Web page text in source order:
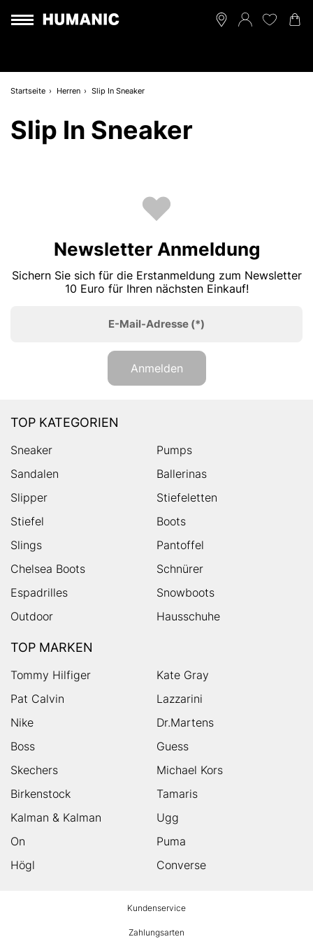
Startseite Herren Slip In Sneaker
Slip In Sneaker
Newsletter Anmeldung
Sichern Sie sich für die Erstanmeldung zum Newsletter
10 Euro für Ihren nächsten Einkauf!
E-Mail-Adresse (*)
Anmelden
TOP KATEGORIEN
Sneaker
Pumps
Sandalen
Ballerinas
Slipper
Stiefeletten
Stiefel
Boots
Slings
Pantoffel
Chelsea Boots
Schnürer
Espadrilles
Snowboots
Outdoor
Hausschuhe
TOP MARKEN
Tommy Hilfiger
Kate Gray
Pat Calvin
Lazzarini
Nike
Dr.Martens
Boss
Guess
Skechers
Michael Kors
Birkenstock
Tamaris
Kalman & Kalman
Ugg
On
Puma
Högl
Converse
Kundenservice
Zahlungsarten